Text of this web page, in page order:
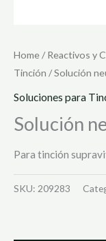
Home/Reactivos y
Tinción / Solución
Soluciones para
Solución
Para tinción
SKU: 209283